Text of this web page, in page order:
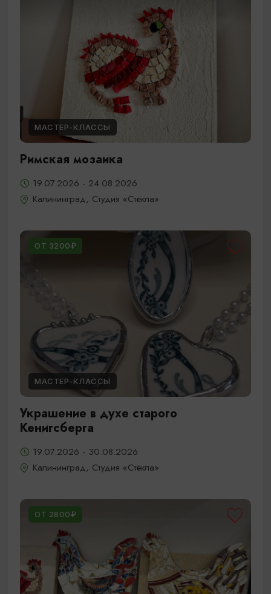
МАСТЕР-КЛАССЫ
Римская мозаика
19.07.2026 - 24.08.2026
Калининград, Студия «Стёкла»
ОТ 3200₽
МАСТЕР-КЛАССЫ
Украшение в духе старого
Кенигсберга
19.07.2026 - 30.08.2026
Калининград, Студия «Стёкла»
ОТ 2800₽